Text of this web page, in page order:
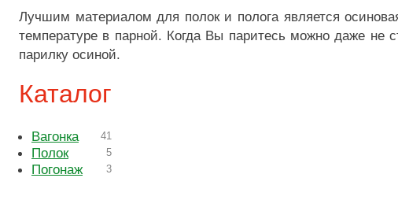
Лучшим материалом для полок и полога является
температуре в парной. Когда Вы паритесь можно даже не
парилку осиной.
Каталог
Вагонка 41
Полок 5
Погонаж 3